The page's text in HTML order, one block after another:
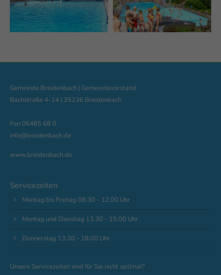
Gemeinde Breidenbach | Gemeindevorstand
Bachstraße 4-14 | 35236 Breidenbach
Fon 06465 68 0
info@breidenbach.de
www.breidenbach.de
Servicezeiten
Montag bis Freitag 08.30 - 12.00 Uhr
Montag und Dienstag 13.30 - 15.00 Uhr
Donnerstag 13.30 - 18.00 Uhr
Unsere Servicezeiten sind für Sie nicht optimal?